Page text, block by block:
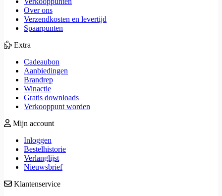
Over ons
Verzendkosten en levertijd
Spaarpunten
Extra
Cadeaubon
Aanbiedingen
Brandrep
Winactie
Gratis downloads
Verkooppunt worden
Mijn account
Inloggen
Bestelhistorie
Verlanglijst
Nieuwsbrief
Klantenservice